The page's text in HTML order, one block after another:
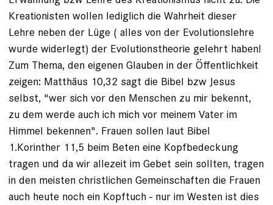
Kreationisten wollen lediglich die Wahrheit dieser
Lehre neben der Lüge ( alles von der Evolutionslehre
wurde widerlegt) der Evolutionstheorie gelehrt haben!
Zum Thema, den eigenen Glauben in der Öffentlichkeit
zeigen: Matthäus 10,32 sagt die Bibel bzw Jesus
selbst, "wer sich vor den Menschen zu mir bekennt,
zu dem werde auch ich mich vor meinem Vater im
Himmel bekennen". Frauen sollen laut Bibel
1.Korinther 11,5 beim Beten eine Kopfbedeckung
tragen und da wir allezeit im Gebet sein sollten, tragen
in den meisten christlichen Gemeinschaften die Frauen
auch heute noch ein Kopftuch - nur im Westen ist dies